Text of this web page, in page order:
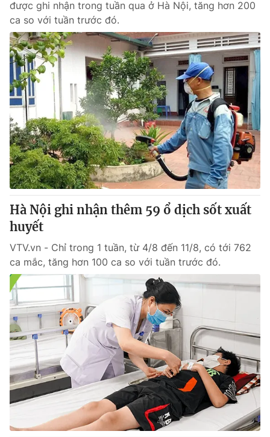
được ghi nhận trong tuần qua ở Hà Nội, tăng hơn 200
ca so với tuần trước đó.
Hà Nội ghi nhận thêm 59 ổ dịch sốt xuất
huyết
VTV.vn - Chỉ trong 1 tuần, từ 4/8 đến 11/8, có tới 762
ca mắc, tăng hơn 100 ca so với tuần trước đó.